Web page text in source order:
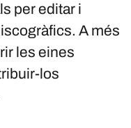
per editar i
A més
les eines
los